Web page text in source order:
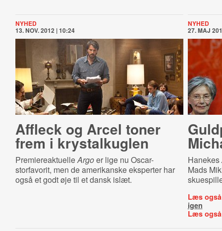
NYHED
13. NOV. 2012 | 10:24
Affleck og Arcel toner
frem i krystalkuglen
PremiereaktuelleArgoer lige nu Oscar-
storfavorit, men de amerikanske eksperter har
også et godt øje til et dansk islæt.
NYHED
27. MAJ
Hanekes
Mads
Læs
igen
Læs